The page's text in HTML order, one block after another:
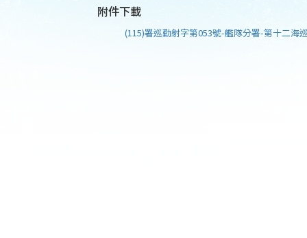
附件下載
(115)署巡勤射字第053號-艦隊分署-第十二海